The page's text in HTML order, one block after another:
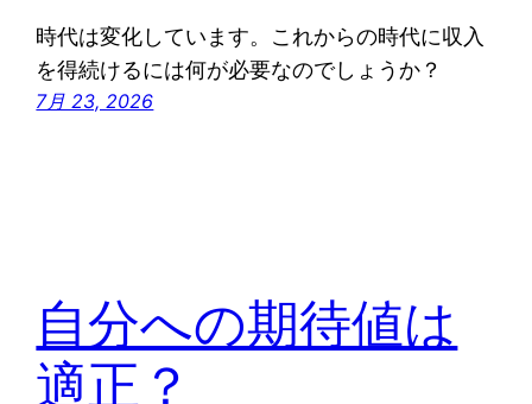
時代は変化しています。これからの時代に収入
を得続けるには何が必要なのでしょうか？
7月 23, 2026
自分への期待値は
適正？